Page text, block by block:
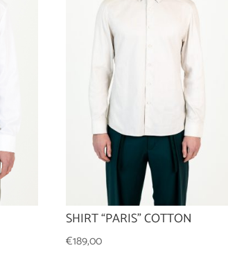
SHIRT “PARIS” COTTON
€189,00